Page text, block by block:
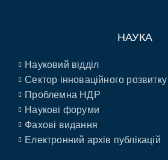
НАУКА
Науковий відділ
Сектор інноваційного розвитку
Проблемна НДР
Наукові форуми
Фахові видання
Електронний архів публікацій